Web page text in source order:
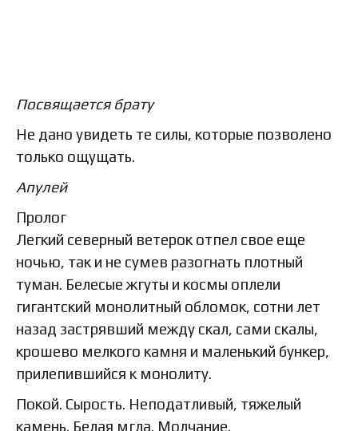
Посвящается брату
Не дано увидеть те силы, которые позволено
только ощущать.
Апулей
Пролог
Легкий северный ветерок отпел свое еще
ночью, так и не сумев разогнать плотный
туман. Белесые жгуты и космы оплели
гигантский монолитный обломок, сотни лет
назад застрявший между скал, сами скалы,
крошево мелкого камня и маленький бункер,
прилепившийся к монолиту.
Покой. Сырость. Неподатливый, тяжелый
камень. Белая мгла. Молчание.